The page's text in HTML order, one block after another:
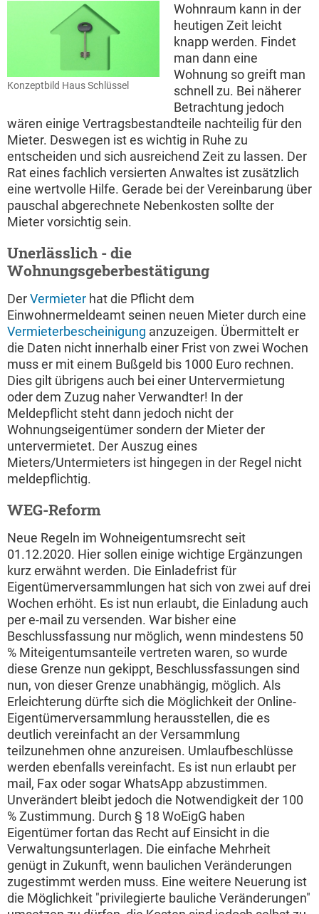
Konzeptbild Haus Schlüssel
Wohnraum kann in der
heutigen Zeit leicht
knapp werden. Findet
man dann eine
Wohnung so greift man
schnell zu. Bei näherer
Betrachtung jedoch
wären einige Vertragsbestandteile nachteilig für den
Mieter. Deswegen ist es wichtig in Ruhe zu
entscheiden und sich ausreichend Zeit zu lassen. Der
Rat eines fachlich versierten Anwaltes ist zusätzlich
eine wertvolle Hilfe. Gerade bei der Vereinbarung über
pauschal abgerechnete Nebenkosten sollte der
Mieter vorsichtig sein.
Unerlässlich - die
Wohnungsgeberbestätigung
DerVermieter hat die Pflicht dem
Einwohnermeldeamt seinen neuen Mieter durch eine
Vermieterbescheinigung anzuzeigen. Übermittelt er
die Daten nicht innerhalb einer Frist von zwei Wochen
muss er mit einem Bußgeld bis 1000 Euro rechnen.
Dies gilt übrigens auch bei einer Untervermietung
oder dem Zuzug naher Verwandter! In der
Meldepflicht steht dann jedoch nicht der
Wohnungseigentümer sondern der Mieter der
untervermietet. Der Auszug eines
Mieters/Untermieters ist hingegen in der Regel nicht
meldepflichtig.
WEG-Reform
Neue Regeln im Wohneigentumsrecht seit
01.12.2020. Hier sollen einige wichtige Ergänzungen
kurz erwähnt werden. Die Einladefrist für
Eigentümerversammlungen hat sich von zwei auf drei
Wochen erhöht. Es ist nun erlaubt, die Einladung auch
per e-mail zu versenden. War bisher eine
Beschlussfassung nur möglich, wenn mindestens 50
% Miteigentumsanteile vertreten waren, so wurde
diese Grenze nun gekippt, Beschlussfassungen sind
nun, von dieser Grenze unabhängig, möglich. Als
Erleichterung dürfte sich die Möglichkeit der Online-
Eigentümerversammlung herausstellen, die es
deutlich vereinfacht an der Versammlung
teilzunehmen ohne anzureisen. Umlaufbeschlüsse
werden ebenfalls vereinfacht. Es ist nun erlaubt per
mail, Fax oder sogar WhatsApp abzustimmen.
Unverändert bleibt jedoch die Notwendigkeit der 100
% Zustimmung. Durch § 18 WoEigG haben
Eigentümer fortan das Recht auf Einsicht in die
Verwaltungsunterlagen. Die einfache Mehrheit
genügt in Zukunft, wenn baulichen Veränderungen
zugestimmt werden muss. Eine weitere Neuerung ist
die Möglichkeit "privilegierte bauliche Veränderungen"